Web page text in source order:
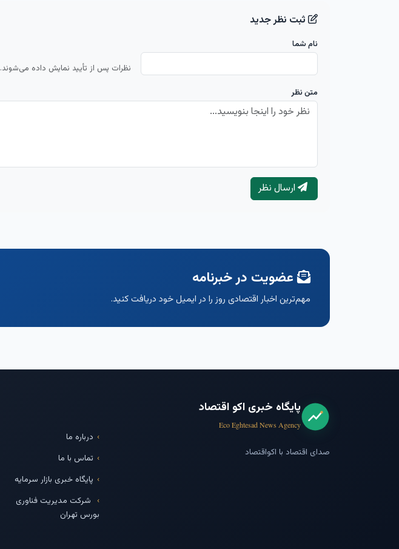
ثبت نظر جدید
نام شما
نظرات پس از تأیید نمایش داده می‌شوند.
متن نظر
ارسال نظر
عضویت در خبرنامه
مهم‌ترین اخبار اقتصادی روز را در ایمیل خود دریافت کنید.
پایگاه خبری اکو اقتصاد
Eco Eghtesad News Agency
صدای اقتصاد با اکواقتصاد
درباره ما
تماس با ما
پایگاه خبری بازار سرمایه
شرکت مدیریت فناوری
بورس تهران